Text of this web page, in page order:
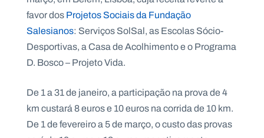
favor dosProjetos Sociais da Fundação
Salesianos: Serviços SolSal, as Escolas Sócio-
Desportivas, a Casa de Acolhimento e o Programa
D. Bosco – Projeto Vida.
De 1 a 31 de janeiro, a participação na prova de 4
km custará 8 euros e 10 euros na corrida de 10 km.
De 1 de fevereiro a 5 de março, o custo das provas
N
L
S
a
l
e
s
a
o
s